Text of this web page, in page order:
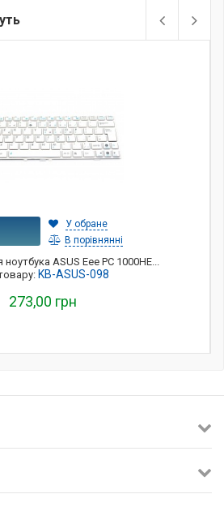
У обране
В порівнянні
ASUS Eee PC 1000HE...
KB-ASUS-098
273,00 грн